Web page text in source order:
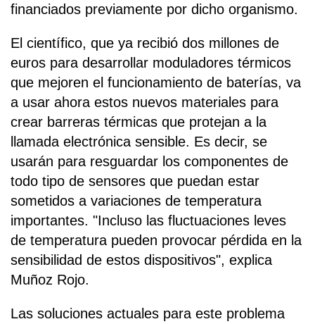
financiados previamente por dicho organismo.
El científico, que ya recibió dos millones de
euros para desarrollar moduladores térmicos
que mejoren el funcionamiento de baterías, va
a usar ahora estos nuevos materiales para
crear barreras térmicas que protejan a la
llamada electrónica sensible. Es decir, se
usarán para resguardar los componentes de
todo tipo de sensores que puedan estar
sometidos a variaciones de temperatura
importantes. "Incluso las fluctuaciones leves
de temperatura pueden provocar pérdida en la
sensibilidad de estos dispositivos", explica
Muñoz Rojo.
Las soluciones actuales para este problema